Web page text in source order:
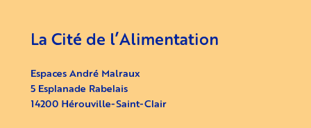
La Cité de l’Alimentation
Espaces André Malraux
5 Esplanade Rabelais
14200 Hérouville-Saint-Clair